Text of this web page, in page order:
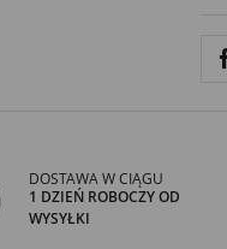
DOSTAWA W CIĄGU
1 DZIEŃ ROBOCZY OD
WYSYŁKI